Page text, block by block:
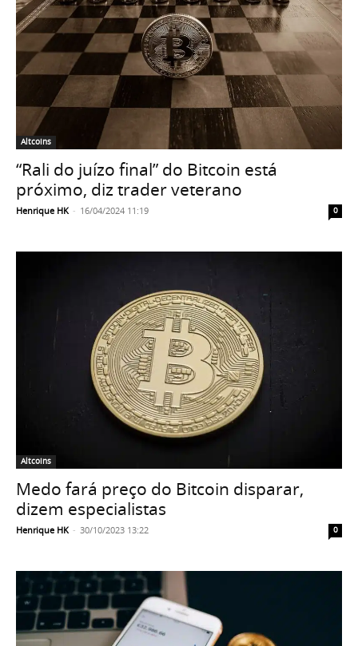
Altcoins
“Rali do juízo final” do Bitcoin está
próximo, diz trader veterano
Henrique HK - 16/04/2024 11:19 0
Altcoins
Medo fará preço do Bitcoin disparar,
dizem especialistas
Henrique HK - 30/10/2023 13:22 0